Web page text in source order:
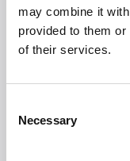
may combine it
provided to them
of their services.
Selection
Necessary
Veiledende
BRITA Model Active:
--